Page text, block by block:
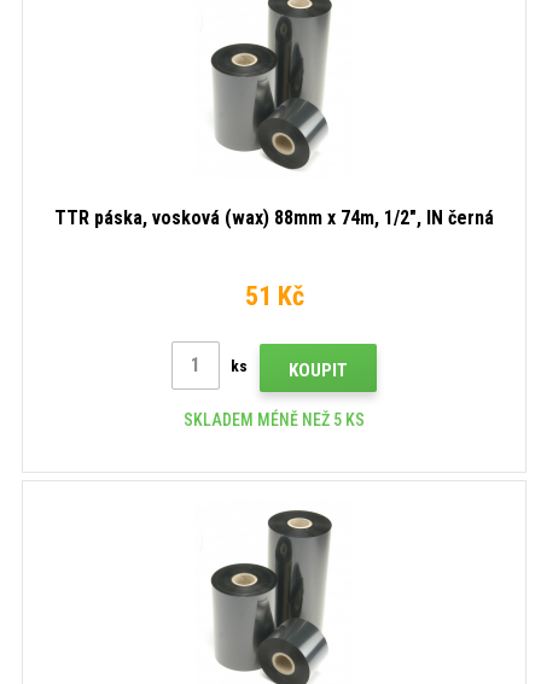
TTR páska, vosková (wax) 88mm x 74m, 1/2", IN černá
51 Kč
ks KOUPIT
SKLADEM MÉNĚ NEŽ 5 KS